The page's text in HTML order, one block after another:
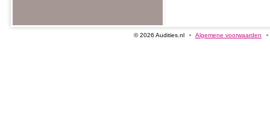
© 2026 Audities.nl Algemene voorwaarden